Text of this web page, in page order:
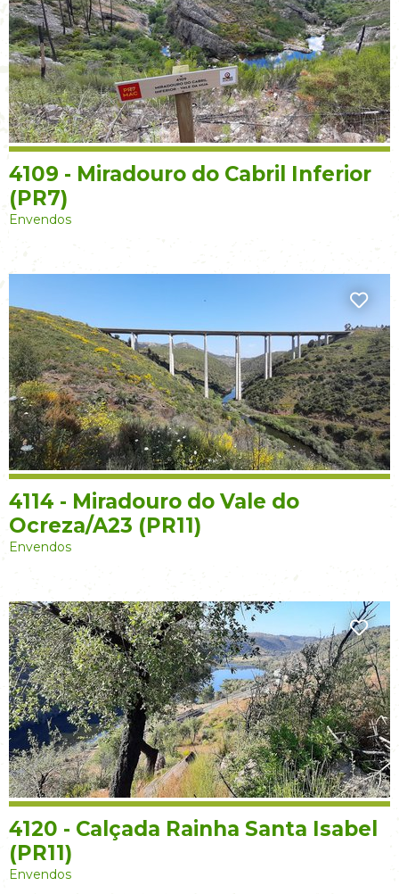
4109 - Miradouro do Cabril Inferior
(PR7)
Envendos
4114 - Miradouro do Vale do
Ocreza/A23 (PR11)
Envendos
4120 - Calçada Rainha Santa Isabel
(PR11)
Envendos